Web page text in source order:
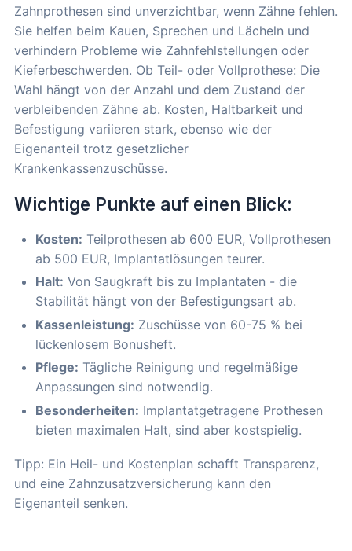
Zahnprothesen sind unverzichtbar, wenn Zähne fehlen.
Sie helfen beim Kauen, Sprechen und Lächeln und
verhindern Probleme wie Zahnfehlstellungen oder
Kieferbeschwerden. Ob Teil- oder Vollprothese: Die
Wahl hängt von der Anzahl und dem Zustand der
verbleibenden Zähne ab. Kosten, Haltbarkeit und
Befestigung variieren stark, ebenso wie der
Eigenanteil trotz gesetzlicher
Krankenkassenzuschüsse.
Wichtige Punkte auf einen Blick:
Kosten: Teilprothesen ab 600 EUR, Vollprothesen
ab 500 EUR, Implantatlösungen teurer.
Halt: Von Saugkraft bis zu Implantaten - die
Stabilität hängt von der Befestigungsart ab.
Kassenleistung: Zuschüsse von 60-75 % bei
lückenlosem Bonusheft.
Pflege: Tägliche Reinigung und regelmäßige
Anpassungen sind notwendig.
Besonderheiten: Implantatgetragene Prothesen
bieten maximalen Halt, sind aber kostspielig.
Tipp: Ein Heil- und Kostenplan schafft Transparenz,
und eine Zahnzusatzversicherung kann den
Eigenanteil senken.